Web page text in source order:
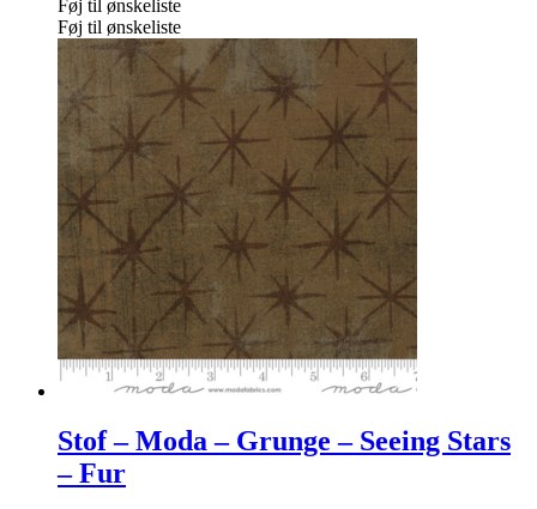
Føj til ønskeliste
Føj til ønskeliste
Stof – Moda – Grunge – Seeing Stars
– Fur